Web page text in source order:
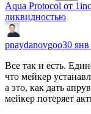
Aqua Protocol от
ликвидностью
pnaydanovgoo30
Все так и есть.
что мейкер
а это, как дать
мейкер потеряет